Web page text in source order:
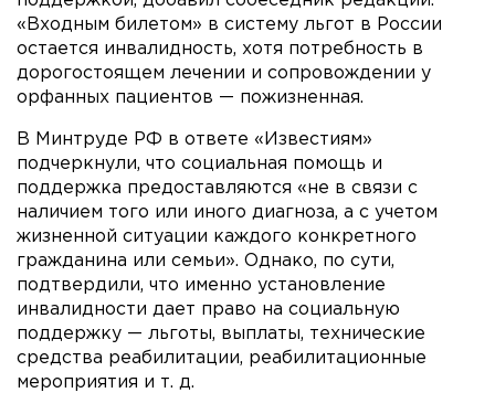
«Входным билетом» в систему льгот в России
остается инвалидность, хотя потребность в
дорогостоящем лечении и сопровождении у
орфанных пациентов — пожизненная.
В Минтруде РФ в ответе «Известиям»
подчеркнули, что социальная помощь и
поддержка предоставляются «не в связи с
наличием того или иного диагноза, а с учетом
жизненной ситуации каждого конкретного
гражданина или семьи». Однако, по сути,
подтвердили, что именно установление
инвалидности дает право на социальную
поддержку — льготы, выплаты, технические
средства реабилитации, реабилитационные
мероприятия и т. д.